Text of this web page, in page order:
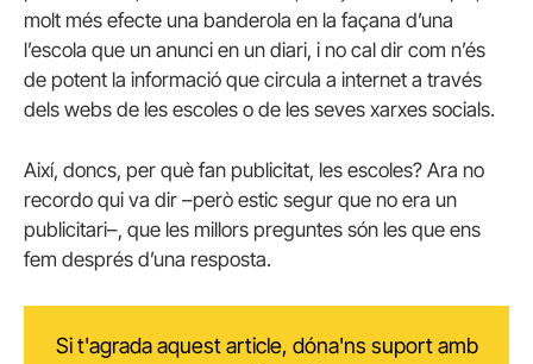
molt més efecte una banderola en la façana d’una
l’escola que un anunci en un diari, i no cal dir com n’és
de potent la informació que circula a internet a través
dels webs de les escoles o de les seves xarxes socials.
Així, doncs, per què fan publicitat, les escoles? Ara no
recordo qui va dir –però estic segur que no era un
publicitari–, que les millors preguntes són les que ens
fem després d’una resposta.
Si t'agrada aquest article, dóna'ns suport amb